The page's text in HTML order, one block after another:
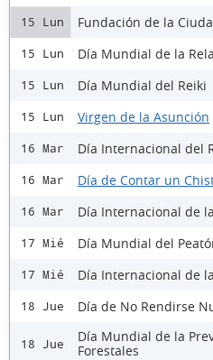
15 Lun Fundación de la
15 Lun Día Mundial de la
15 Lun Día Mundial del Reiki
15 Lun Virgen de la Asunción
16 Mar Día Internacional del
16 Mar Día de Contar un
16 Mar Día Internacional de
17 Mié Día Mundial del
17 Mié Día Internacional de
18 Jue Día de No Rendirse
18 Jue
Día Mundial de la
Forestales